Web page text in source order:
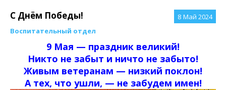
8 Май 2024
С Днём Победы!
Воспитательный отдел
9 Мая — праздник великий!
Никто не забыт и ничто не забыто!
Живым ветеранам — низкий поклон!
А тех, что ушли, — не забудем имен!